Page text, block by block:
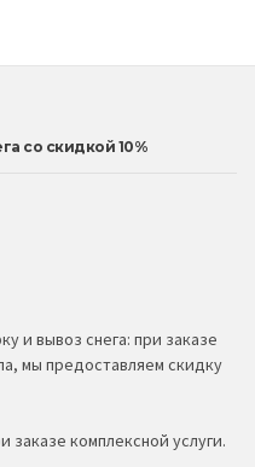
со скидкой 10%
и вывоз снега: при заказе
мы предоставляем скидку
заказе комплексной услуги.